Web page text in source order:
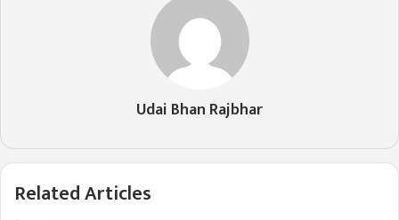
Udai Bhan Rajbhar
Related Articles